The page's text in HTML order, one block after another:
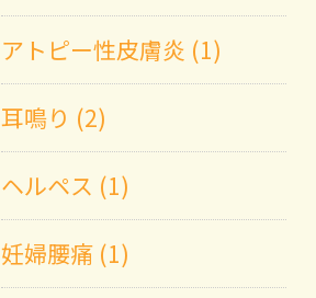
アトピー性皮膚炎 (1)
耳鳴り (2)
ヘルペス (1)
妊婦腰痛 (1)